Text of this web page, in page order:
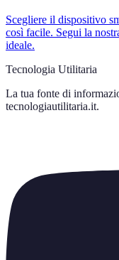
Scegliere il dispositivo
così facile. Segui la
ideale.
Tecnologia Utilitaria
La tua fonte di
tecnologiautilitaria.it.